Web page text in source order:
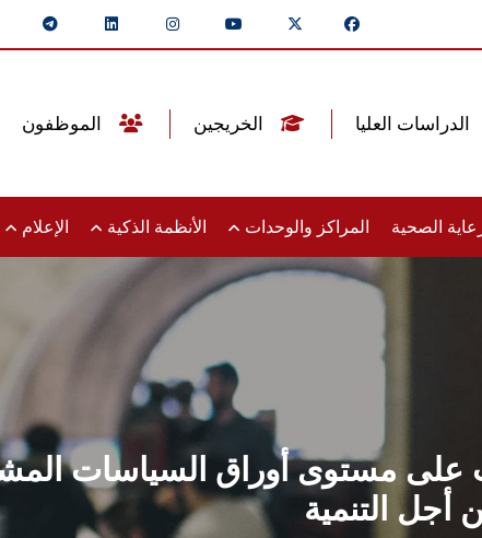
الصحية المراكز والوحدات الأنظمة الذكية الإعلام
على مستوى أوراق السياسات
أجل التنمية